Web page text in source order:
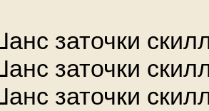
заточки
заточки
заточки